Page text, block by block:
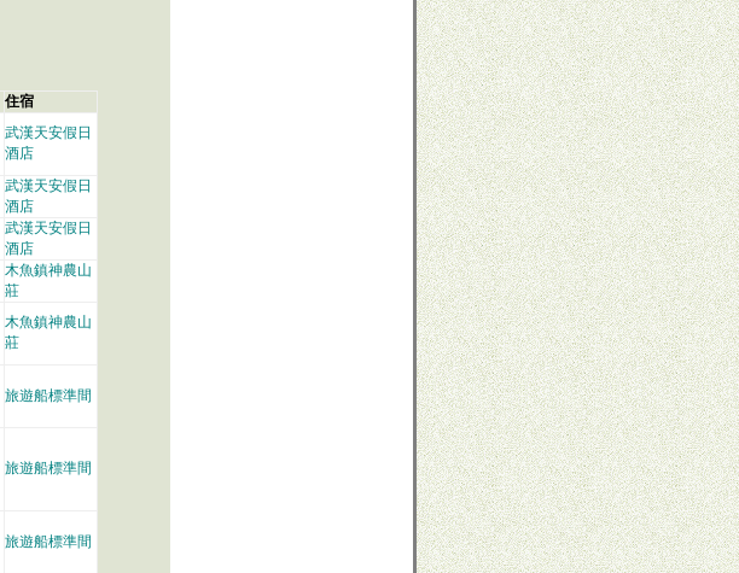
住宿
武漢天安假日
酒店
武漢天安假日
酒店
武漢天安假日
酒店
木魚鎮神農山
莊
木魚鎮神農山
莊
旅遊船標準間
旅遊船標準間
旅遊船標準間